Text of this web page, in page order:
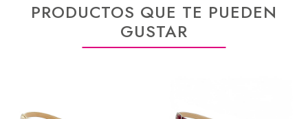
PRODUCTOS QUE TE PUEDEN
GUSTAR